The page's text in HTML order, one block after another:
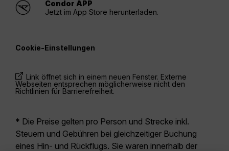
Condor APP
Jetzt im App Store herunterladen.
Cookie-Einstellungen
Link öffnet sich in einem neuen Fenster. Externe
Webseiten entsprechen möglicherweise nicht den
Richtlinien für Barrierefreiheit.
* Die Preise gelten pro Person und Strecke inkl.
Steuern und Gebühren bei gleichzeitiger Buchung
eines Hin- und Rückflugs. Sie waren innerhalb der